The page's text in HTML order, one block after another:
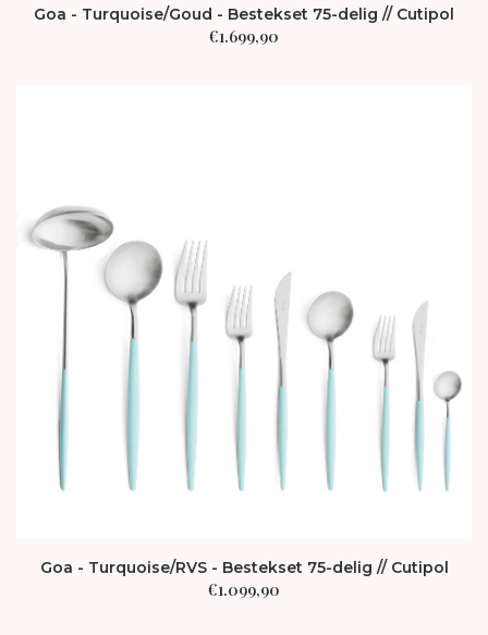
Goa - Turquoise/Goud - Bestekset 75-delig // Cutipol
€1.699,90
Goa - Turquoise/RVS - Bestekset 75-delig // Cutipol
€1.099,90